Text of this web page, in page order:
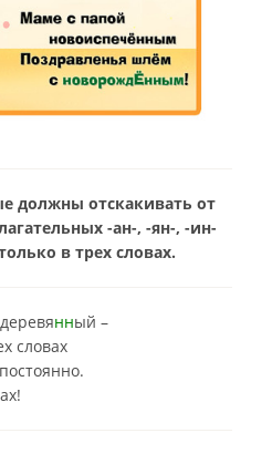
должны отскакивать от
-ан-, -ян-, -ин-
в трех словах.
нный –
словах